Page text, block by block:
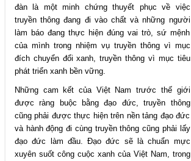
đàn là một minh chứng thuyết phục về việc
truyền thông đang đi vào chất và những người
làm báo đang thực hiện đúng vai trò, sứ mệnh
của mình trong nhiệm vụ truyền thông vì mục
đích chuyển đổi xanh, truyền thông vì mục tiêu
phát triển xanh bền vững.
Những cam kết của Việt Nam trước thế giới
được ràng buộc bằng đạo đức, truyền thông
cũng phải được thực hiện trên nền tảng đạo đức
và hành động đi cùng truyền thông cũng phải lấy
đạo đức làm đầu. Đạo đức sẽ là chuẩn mực
xuyên suốt công cuộc xanh của Việt Nam, trong